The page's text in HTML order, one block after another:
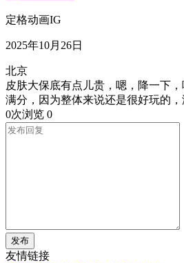
定格动画IG
2025年10月26日
北京
皮肤大保底有点儿贵，嗯，降一下
满分，因为整体来说还是很好玩的，
0次浏览 0
发布
友情链接